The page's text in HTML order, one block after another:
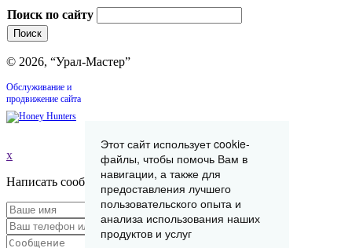
Поиск по сайту
© 2026, “Урал-Мастер”
Обслуживание и
продвижение сайта
x
Написать сообщение
Этот сайт использует cookie-
файлы, чтобы помочь Вам в
навигации, а также для
предоставления лучшего
пользовательского опыта и
анализа использования наших
продуктов и услуг